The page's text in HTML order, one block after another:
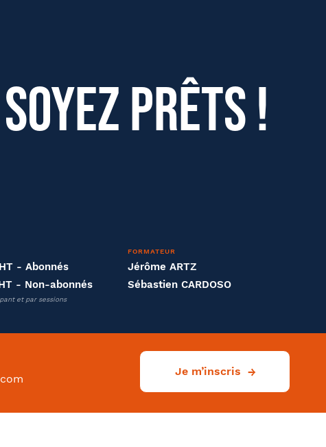
prêts !
- Abonnés
- Non-abonnés
et par sessions
FORMATEUR
Jérôme ARTZ
Sébastien CARDOSO
Je m’inscris
Effectifs dans l'entreprise